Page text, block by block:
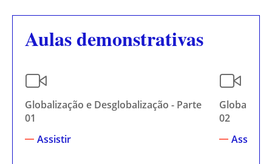
Aulas demonstrativas
Globalização e Desglobalização - Parte
01
Assistir
02
Assistir